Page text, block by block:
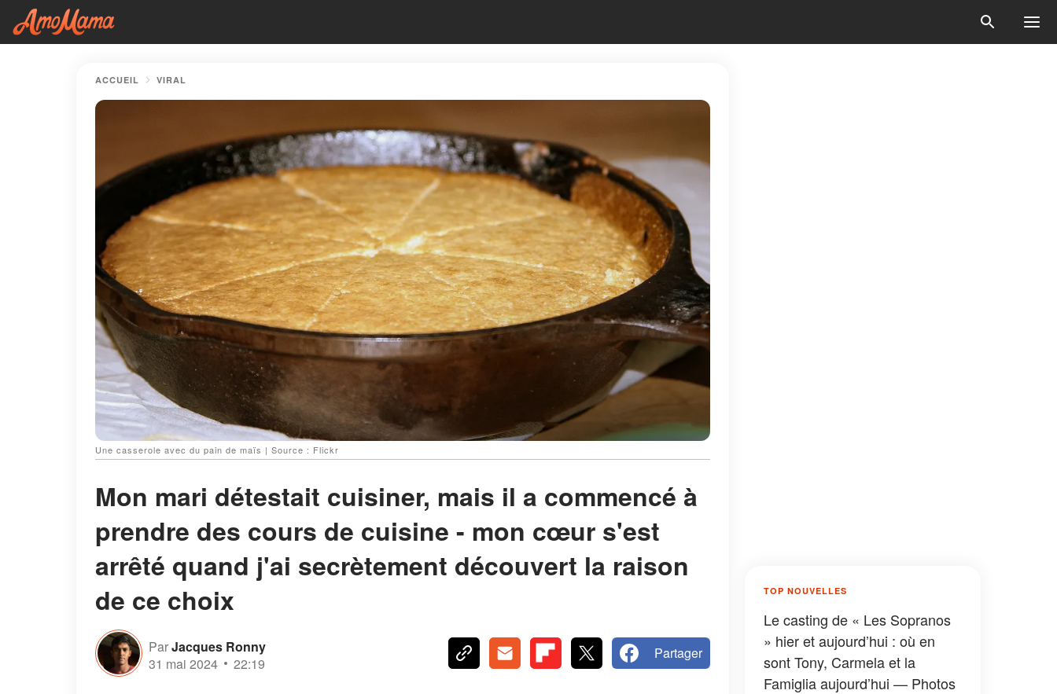
ACCUEIL VIRAL
Une casserole avec du pain de maïs | Source : Flickr
Mon mari détestait cuisiner, mais il a commencé à
prendre des cours de cuisine - mon cœur s'est
arrêté quand j'ai secrètement découvert la raison
de ce choix
ParJacques Ronny
31 mai 2024
22:19
Partager
TOP NOUVELLES
Le casting de « Les Sopranos
» hier et aujourd’hui : où en
sont Tony, Carmela et la
Famiglia aujourd’hui — Photos